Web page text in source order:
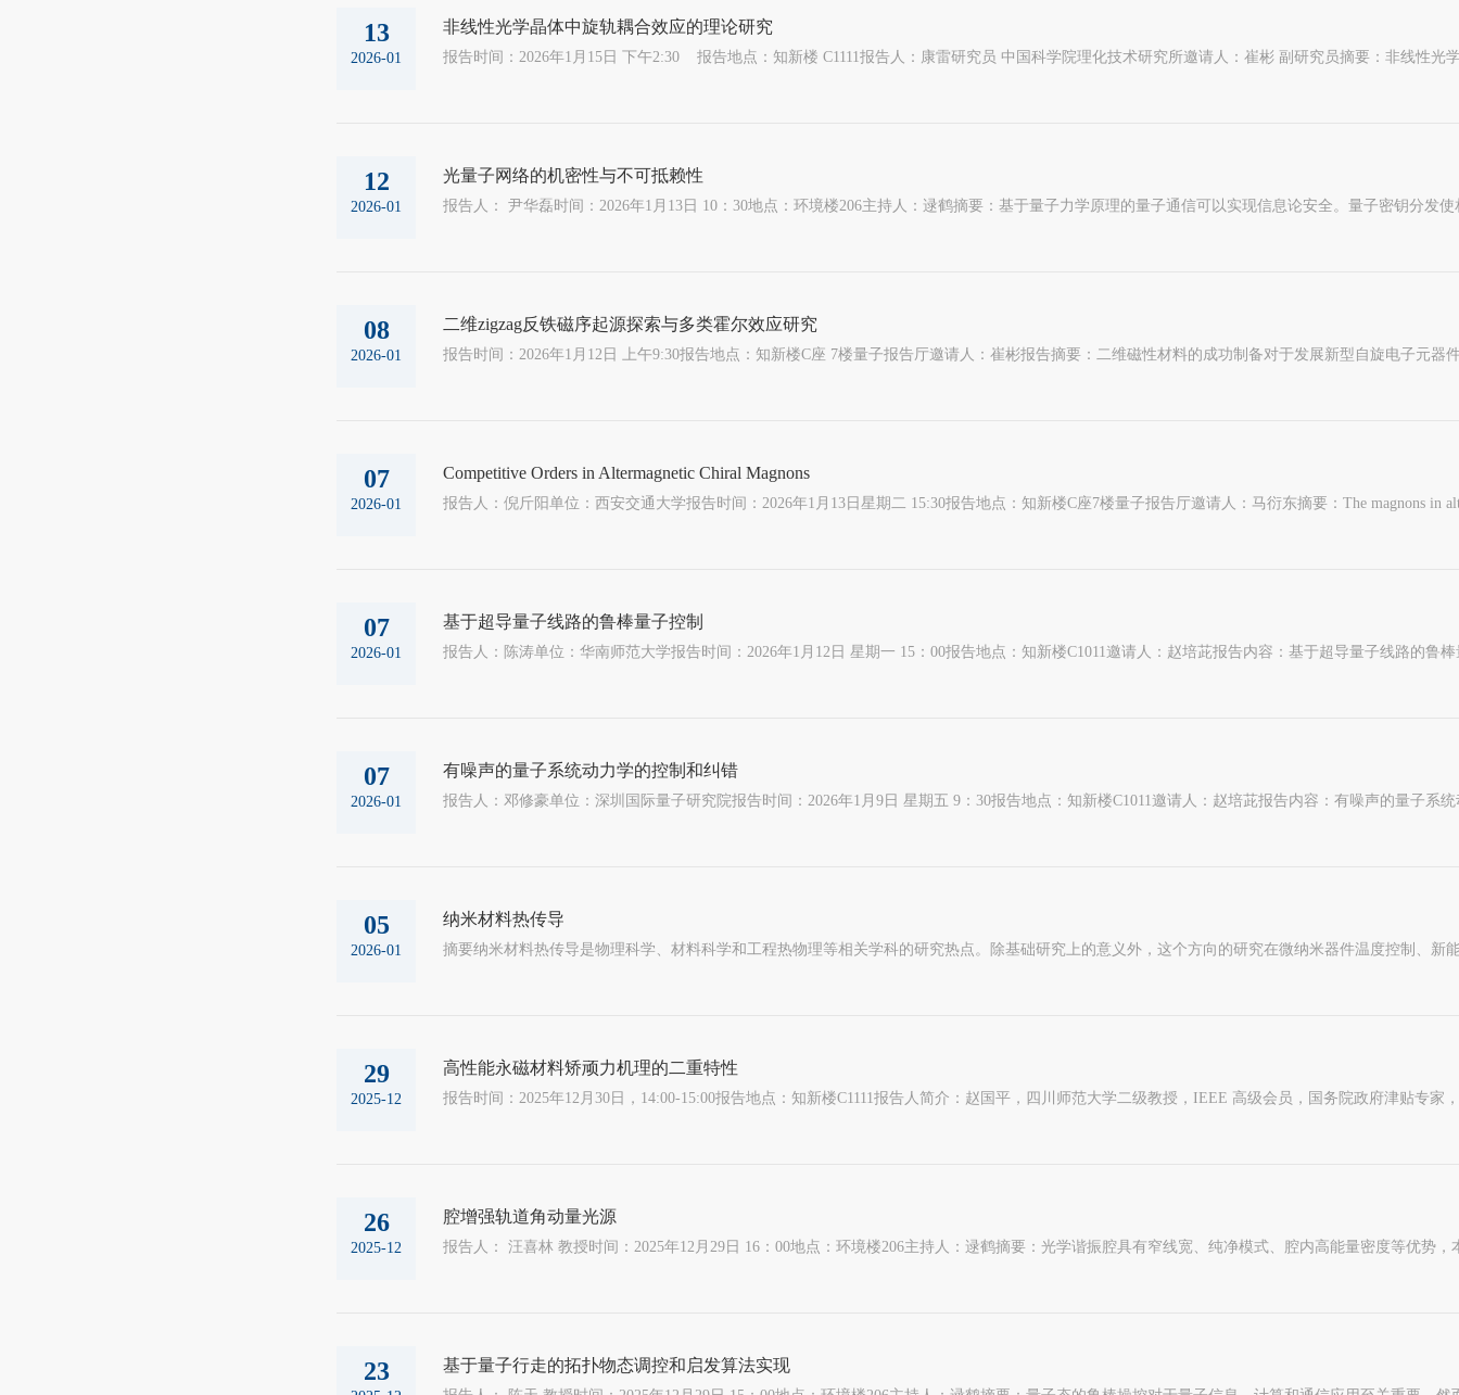
13
2026-01
非线性光学晶体中旋轨耦合效应的理论研究
12
2026-01
光量子网络的机密性与不可抵赖性
08
2026-01
二维zigzag反铁磁序起源探索与多类霍尔效应研究
07
2026-01
Competitive Orders in Altermagnetic Chiral Magnons
07
2026-01
基于超导量子线路的鲁棒量子控制
07
2026-01
有噪声的量子系统动力学的控制和纠错
05
2026-01
纳米材料热传导
29
2025-12
高性能永磁材料矫顽力机理的二重特性
26
2025-12
腔增强轨道角动量光源
23 基于量子行走的拓扑物态调控和启发算法实现